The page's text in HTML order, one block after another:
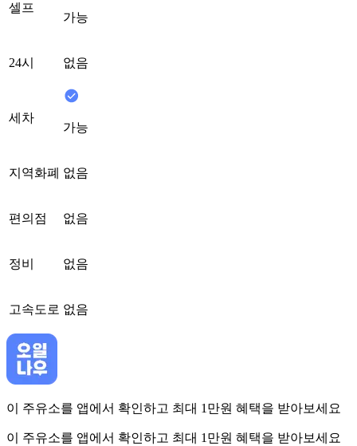
셀프
가능
24시 없음
세차
가능
지역화폐 없음
편의점 없음
정비 없음
고속도로 없음
이 주유소를 앱에서 확인하고 최대 1만원 혜택을 받아보세요
이 주유소를 앱에서 확인하고 최대 1만원 혜택을 받아보세요